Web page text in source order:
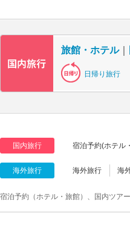
旅館・ホテル｜
日帰り旅行
国内旅行 宿泊予約(ホテル
海外旅行 海外旅行 海
宿泊予約（ホテル・旅館）、国内ツア